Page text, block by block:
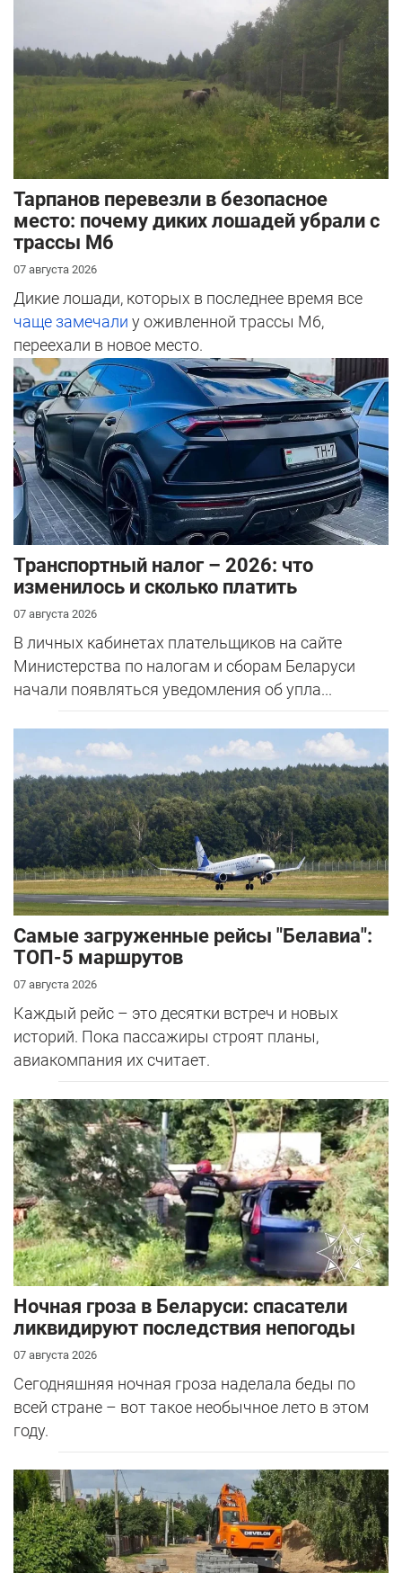
Тарпанов перевезли в безопасное
место: почему диких лошадей убрали с
трассы М6
07 августа 2026
Дикие лошади, которых в последнее время все
чаще замечали у оживленной трассы М6,
переехали в новое место.
Транспортный налог – 2026: что
изменилось и сколько платить
07 августа 2026
В личных кабинетах плательщиков на сайте
Министерства по налогам и сборам Беларуси
начали появляться уведомления об упла...
Самые загруженные рейсы "Белавиа":
ТОП-5 маршрутов
07 августа 2026
Каждый рейс – это десятки встреч и новых
историй. Пока пассажиры строят планы,
авиакомпания их считает.
Ночная гроза в Беларуси: спасатели
ликвидируют последствия непогоды
07 августа 2026
Сегодняшняя ночная гроза наделала беды по
всей стране – вот такое необычное лето в этом
году.